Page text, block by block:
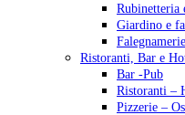
Rubinetteria
Giardino e
Ristoranti, Bar e
Bar -Pub
Ristoranti –
Pizzerie –